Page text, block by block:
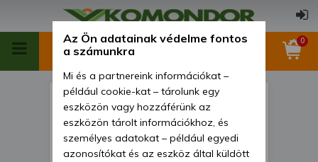
0
Kombinátor 110 cm-es, japán
kistraktorokhoz,
rugóskapákkal és rögtörővel,
Komondor SKO-110
Az Ön adatainak védelme fontos
a számunkra
Mi és a partnereink információkat –
például cookie-kat – tárolunk egy
eszközön vagy hozzáférünk az
eszközön tárolt információkhoz, és
személyes adatokat – például egyedi
azonosítókat és az eszköz által küldött